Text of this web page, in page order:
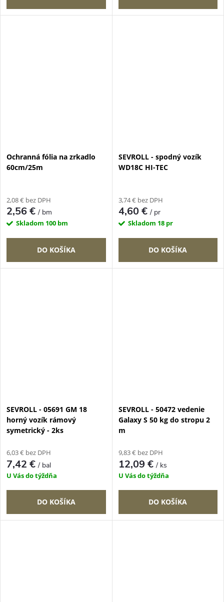
Ochranná fólia na zrkadlo
60cm/25m
2,08 € bez DPH
2,56 €/ bm
Skladom 100 bm
DO KOŠÍKA
SEVROLL - spodný vozík
WD18C HI-TEC
3,74 € bez DPH
4,60 €/ pr
Skladom 18 pr
DO KOŠÍKA
SEVROLL - 05691 GM 18
horný vozík rámový
symetrický - 2ks
6,03 € bez DPH
7,42 €/ bal
U Vás do týždňa
DO KOŠÍKA
SEVROLL - 50472 vedenie
Galaxy S 50 kg do stropu 2
m
9,83 € bez DPH
12,09 €/ ks
U Vás do týždňa
DO KOŠÍKA